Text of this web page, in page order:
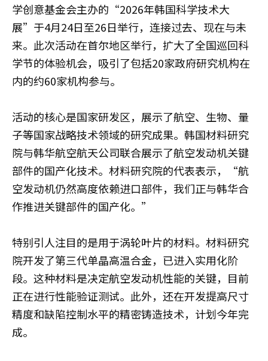
学创意基金会主办的“2026年韩国科学技术大
展”于4月24日至26日举行，连接过去、现在与未
来。此次活动在首尔地区举行，扩大了全国巡回科
学节的体验机会，吸引了包括20家政府研究机构在
内的约60家机构参与。
活动的核心是国家研发区，展示了航空、生物、量
子等国家战略技术领域的研究成果。韩国材料研究
院与韩华航空航天公司联合展示了航空发动机关键
部件的国产化技术。材料研究院的代表表示，“航
空发动机仍然高度依赖进口部件，我们正与韩华合
作推进关键部件的国产化。”
特别引人注目的是用于涡轮叶片的材料。材料研究
院开发了第三代单晶高温合金，已进入实用化阶
段。这种材料是决定航空发动机性能的关键，目前
正在进行性能验证测试。此外，还在开发提高尺寸
精度和缺陷控制水平的精密铸造技术，计划今年完
成。